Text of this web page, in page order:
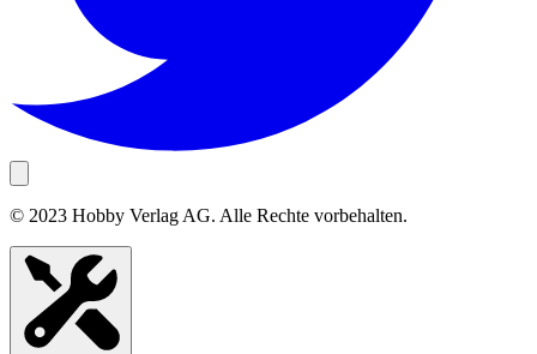
© 2023 Hobby Verlag AG. Alle Rechte vorbehalten.